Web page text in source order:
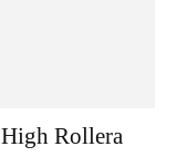
Rollera